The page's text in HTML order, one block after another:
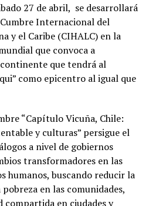
27 de abril, se desarrollará
Internacional del
y el Caribe (CIHALC) en la
que convoca a
que tendrá al
como epicentro al igual que
“Capítulo Vicuña, Chile:
y culturas” persigue el
a nivel de gobiernos
transformadores en las
humanos, buscando reducir la
en las comunidades,
en ciudades y